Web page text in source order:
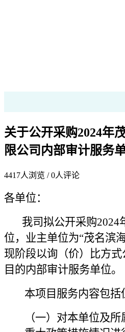
关于公开采购2024年
限公司内部审计服务
4417人浏览 /0人评论
各单位：
我司拟公开采购2024
位，业主单位为“茂名滨
现阶段以询（价）比方式
目的内部审计服务单位。
本项目服务内容包括
（一）对本单位及